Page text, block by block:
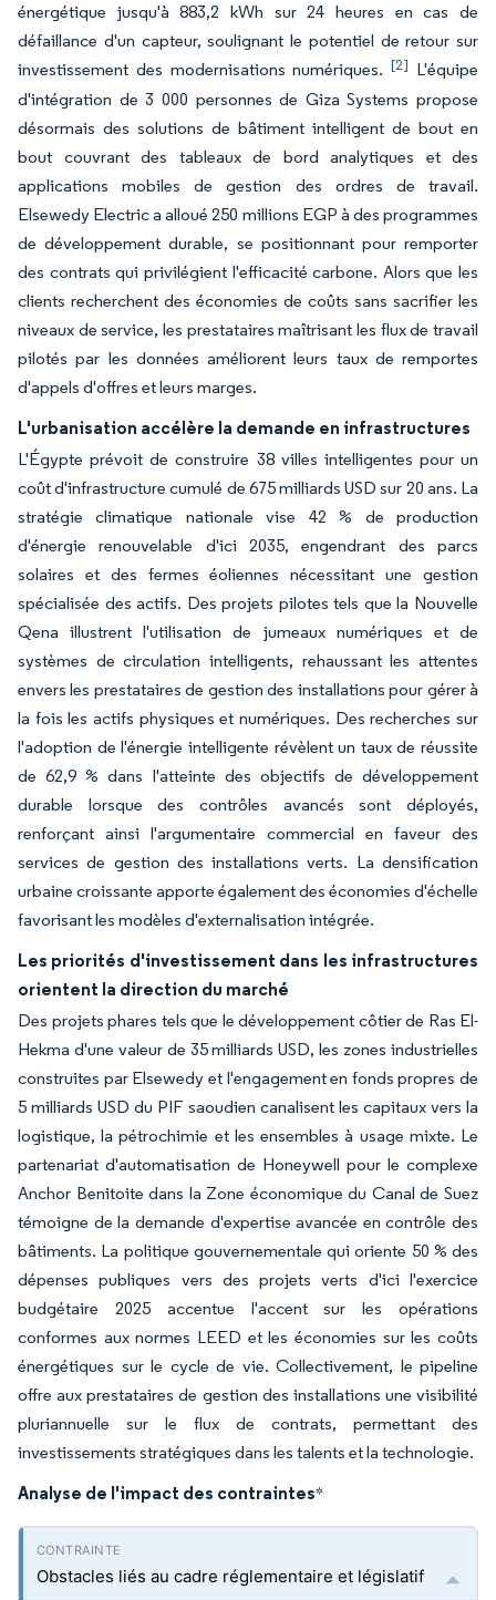
énergétique jusqu'à 883,2 kWh sur 24 heures en cas de
défaillance d'un capteur, soulignant le potentiel de retour sur
investissement des modernisations numériques.[2] L'équipe
d'intégration de 3 000 personnes de Giza Systems propose
désormais des solutions de bâtiment intelligent de bout en
bout couvrant des tableaux de bord analytiques et des
applications mobiles de gestion des ordres de travail.
Elsewedy Electric a alloué 250 millions EGP à des programmes
de développement durable, se positionnant pour remporter
des contrats qui privilégient l'efficacité carbone. Alors que les
clients recherchent des économies de coûts sans sacrifier les
niveaux de service, les prestataires maîtrisant les flux de travail
pilotés par les données améliorent leurs taux de remportes
d'appels d'offres et leurs marges.
L'urbanisation accélère la demande en infrastructures
L'Égypte prévoit de construire 38 villes intelligentes pour un
coût d'infrastructure cumulé de 675 milliards USD sur 20 ans. La
stratégie climatique nationale vise 42 % de production
d'énergie renouvelable d'ici 2035, engendrant des parcs
solaires et des fermes éoliennes nécessitant une gestion
spécialisée des actifs. Des projets pilotes tels que la Nouvelle
Qena illustrent l'utilisation de jumeaux numériques et de
systèmes de circulation intelligents, rehaussant les attentes
envers les prestataires de gestion des installations pour gérer à
la fois les actifs physiques et numériques. Des recherches sur
l'adoption de l'énergie intelligente révèlent un taux de réussite
de 62,9 % dans l'atteinte des objectifs de développement
durable lorsque des contrôles avancés sont déployés,
renforçant ainsi l'argumentaire commercial en faveur des
services de gestion des installations verts. La densification
urbaine croissante apporte également des économies d'échelle
favorisant les modèles d'externalisation intégrée.
Les priorités d'investissement dans les infrastructures
orientent la direction du marché
Des projets phares tels que le développement côtier de Ras El-
Hekma d'une valeur de 35 milliards USD, les zones industrielles
construites par Elsewedy et l'engagement en fonds propres de
5 milliards USD du PIF saoudien canalisent les capitaux vers la
logistique, la pétrochimie et les ensembles à usage mixte. Le
partenariat d'automatisation de Honeywell pour le complexe
Anchor Benitoite dans la Zone économique du Canal de Suez
témoigne de la demande d'expertise avancée en contrôle des
bâtiments. La politique gouvernementale qui oriente 50 % des
dépenses publiques vers des projets verts d'ici l'exercice
budgétaire 2025 accentue l'accent sur les opérations
conformes aux normes LEED et les économies sur les coûts
énergétiques sur le cycle de vie. Collectivement, le pipeline
offre aux prestataires de gestion des installations une visibilité
pluriannuelle sur le flux de contrats, permettant des
investissements stratégiques dans les talents et la technologie.
Analyse de l'impact des contraintes*
Obstacles liés au cadre réglementaire et législatif